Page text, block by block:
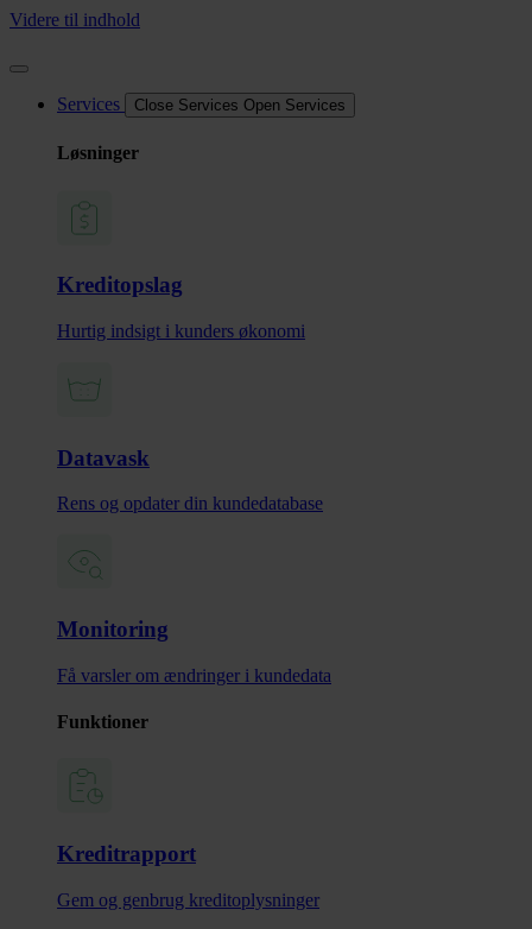
Videre til indhold
Services Close Services Open Services
Løsninger
Kreditopslag
Hurtig indsigt i kunders økonomi
Datavask
Rens og opdater din kundedatabase
Monitoring
Få varsler om ændringer i kundedata
Funktioner
Kreditrapport
Gem og genbrug kreditoplysninger